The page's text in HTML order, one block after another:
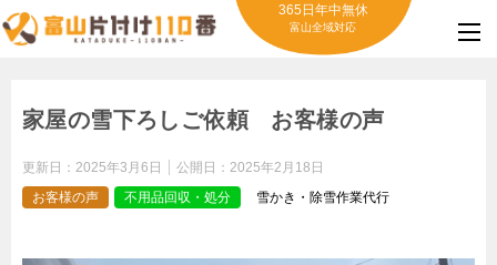
365日年中無休
富山全域対応
家屋の雪下ろしご依頼 お客様の声
更新日： 2025年3月6日 公開日： 2025年2月18日
お客様の声
不用品回収・処分 雪かき・除雪作業代行